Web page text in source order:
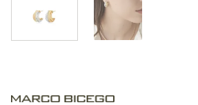
Rolex Certified Pre-Owned